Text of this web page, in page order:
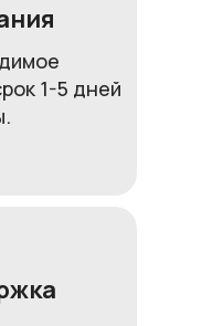
1-5 дней